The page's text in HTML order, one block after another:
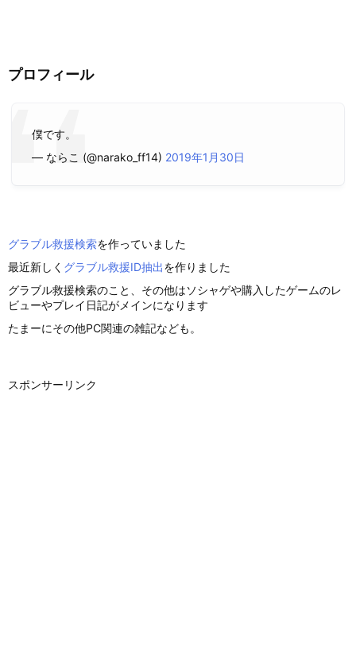
プロフィール
僕です。
— ならこ (@narako_ff14) 2019年1月30日
グラブル救援検索を作っていました
最近新しく グラブル救援ID抽出を作りました
グラブル救援検索のこと、その他はソシャゲや購入したゲームのレ
ビューやプレイ日記がメインになります
たまーにその他PC関連の雑記なども。
スポンサーリンク